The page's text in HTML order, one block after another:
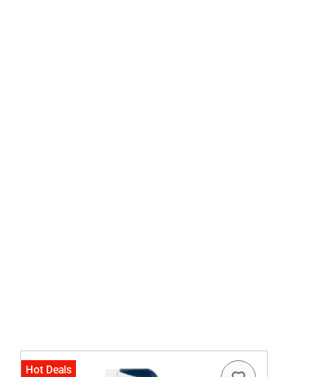
Hot Deals